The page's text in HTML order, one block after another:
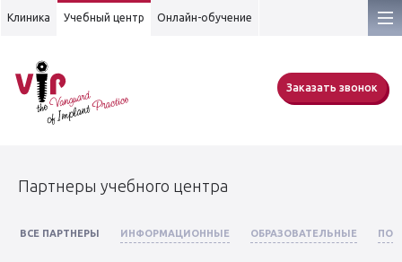
Клиника Учебный центр Онлайн-обучение
Заказать звонок
Партнеры учебного центра
ВСЕ ПАРТНЕРЫ ИНФОРМАЦИОННЫЕ ОБРАЗОВАТЕЛЬНЫЕ